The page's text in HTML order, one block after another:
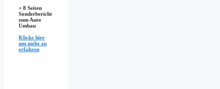
+ 8 Seiten
Sonderbericht
zum Auto
Umbau
Klicke hier
um mehr zu
erfahren